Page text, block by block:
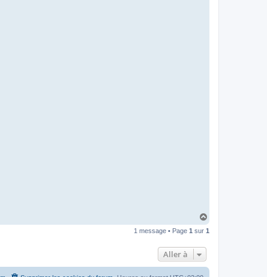
u
1 message • Page 1 sur 1
Aller à